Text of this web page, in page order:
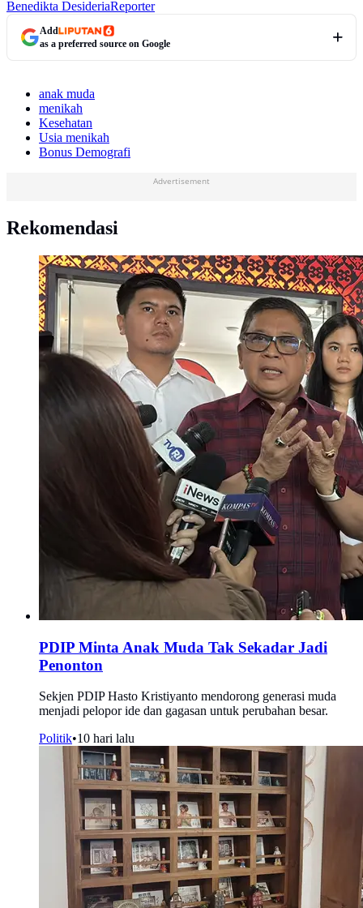
Benedikta DesideriaReporter
Add
as a preferred source on Google
anak muda
menikah
Kesehatan
Usia menikah
Bonus Demografi
Advertisement
Rekomendasi
PDIP Minta Anak Muda Tak Sekadar Jadi
Penonton
Sekjen PDIP Hasto Kristiyanto mendorong generasi muda
menjadi pelopor ide dan gagasan untuk perubahan besar.
Politik•10 hari lalu